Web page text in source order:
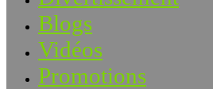
Blogs
Vidéos
Promotions